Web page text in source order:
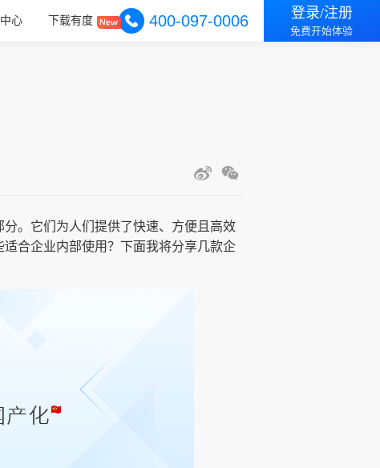
心 下载有度 400-097-0006 登录/注册
免费开始体验
。它们为人们提供了快速、方便且高效
合企业内部使用？下面我将分享几款企